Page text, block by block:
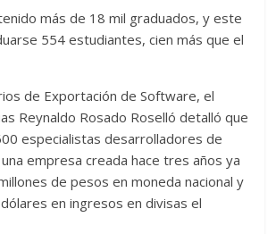
más de 18 mil graduados, y este
554 estudiantes, cien más que el
de Exportación de Software, el
Reynaldo Rosado Roselló detalló que
especialistas desarrolladores de
empresa creada hace tres años ya
de pesos en moneda nacional y
en ingresos en divisas el